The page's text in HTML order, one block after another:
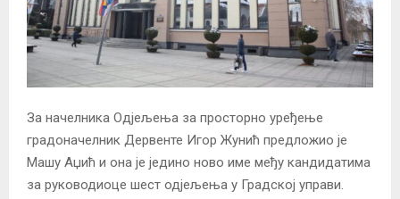
За начелника Одјељења за просторно уређење
градоначелник Дервенте Игор Жунић предложио је
Машу Аџић и она је једино ново име међу кандидатима
за руководиоце шест одјељења у Градској управи.